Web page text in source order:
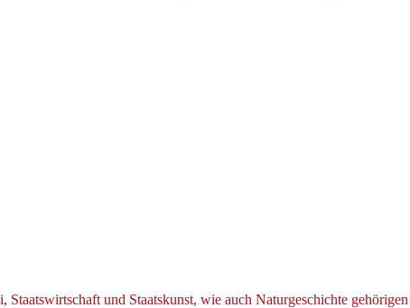
und Staatskunst, wie auch Naturgeschichte